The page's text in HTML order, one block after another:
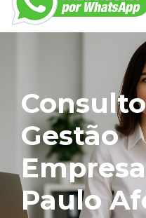
Gestão
Paulo